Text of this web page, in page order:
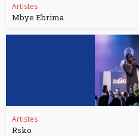
Artistes
Mbye Ebrima
Artistes
Rsko